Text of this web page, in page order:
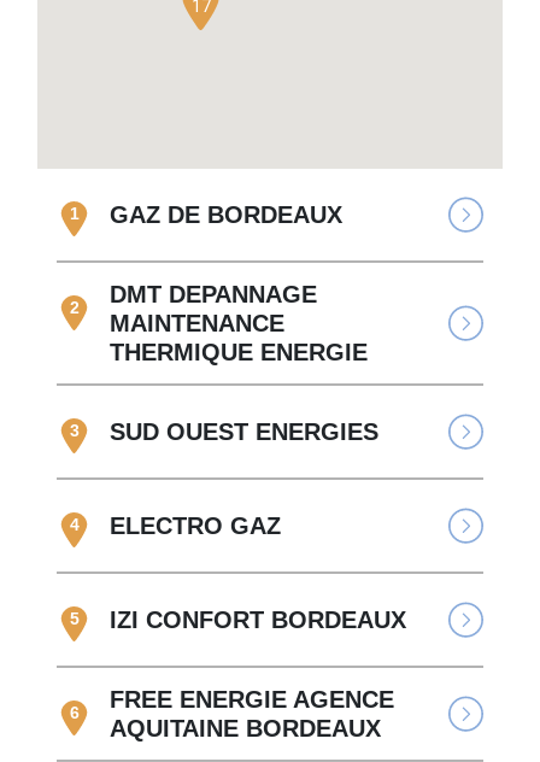
17
1 GAZ DE BORDEAUX
2
DMT DEPANNAGE
MAINTENANCE
THERMIQUE ENERGIE
3 SUD OUEST ENERGIES
4 ELECTRO GAZ
5 IZI CONFORT BORDEAUX
6
FREE ENERGIE AGENCE
AQUITAINE BORDEAUX